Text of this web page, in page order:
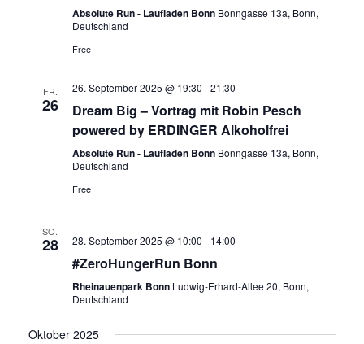
Absolute Run - Laufladen Bonn Bonngasse 13a, Bonn,
Deutschland
Free
FR.
26
26. September 2025 @ 19:30 -21:30
Dream Big – Vortrag mit Robin Pesch
powered by ERDINGER Alkoholfrei
Absolute Run - Laufladen Bonn Bonngasse 13a, Bonn,
Deutschland
Free
SO.
28 28. September 2025 @ 10:00 - 14:00
#ZeroHungerRun Bonn
Rheinauenpark Bonn Ludwig-Erhard-Allee 20, Bonn,
Deutschland
Oktober 2025